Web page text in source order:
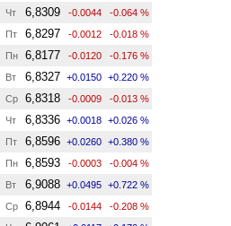
Чт 6,8309 -0.0044 -0.064 %
Пт 6,8297 -0.0012 -0.018 %
Пн 6,8177 -0.0120 -0.176 %
Вт 6,8327 +0.0150 +0.220 %
Ср 6,8318 -0.0009 -0.013 %
Чт 6,8336 +0.0018 +0.026 %
Пт 6,8596 +0.0260 +0.380 %
Пн 6,8593 -0.0003 -0.004 %
Вт 6,9088 +0.0495 +0.722 %
Ср 6,8944 -0.0144 -0.208 %